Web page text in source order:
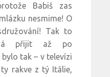
Babiš zas
nesmime! O
Tak to
přijit až po
tak – v televízi
rakve z tý Itálie,